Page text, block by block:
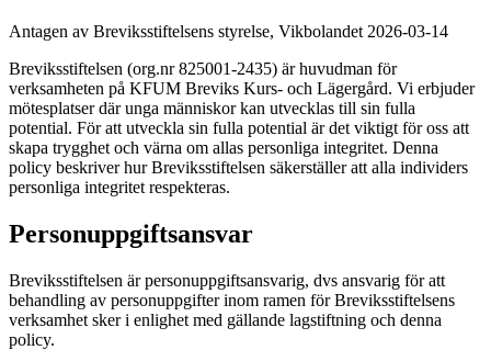
Antagen av Breviksstiftelsens styrelse, Vikbolandet 2026-03-14
Breviksstiftelsen (org.nr 825001-2435) är huvudman för
verksamheten på KFUM Breviks Kurs- och Lägergård. Vi erbjuder
mötesplatser där unga människor kan utvecklas till sin fulla
potential. För att utveckla sin fulla potential är det viktigt för oss att
skapa trygghet och värna om allas personliga integritet. Denna
policy beskriver hur Breviksstiftelsen säkerställer att alla individers
personliga integritet respekteras.
Personuppgiftsansvar
Breviksstiftelsen är personuppgiftsansvarig, dvs ansvarig för att
behandling av personuppgifter inom ramen för Breviksstiftelsens
verksamhet sker i enlighet med gällande lagstiftning och denna
policy.